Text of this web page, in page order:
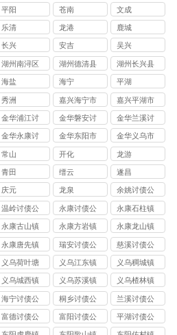
讨债公司
讨债公司
讨债公司
平阳 苍南 文成
乐清 龙港 鹿城
长兴 安吉 吴兴
湖州南浔区
讨债公司
湖州德清县
讨债公司
湖州长兴县
讨债公司
海盐 海宁 平湖
秀洲
嘉兴海宁市
讨债公司
嘉兴平湖市
讨债公司
金华浦江讨
债公司
金华磐安讨
债公司
金华兰溪讨
债公司
金华永康讨
债公司
金华东阳市
讨债公司
金华义乌市
讨债公司
常山 开化 龙游
青田 缙云 遂昌
庆元 龙泉
余姚讨债公
司
温岭讨债公
司
永康讨债公
司
永康石柱镇
讨债公司
永康古山镇
讨债公司
永康方岩镇
讨债公司
永康龙山镇
讨债公司
永康唐先镇
讨债公司
瑞安讨债公
司
慈溪讨债公
司
义乌荷叶塘
镇讨债公司
义乌江东镇
讨债公司
义乌稠城镇
讨债公司
义乌城西镇
讨债公司
义乌苏溪镇
讨债公司
义乌楂林镇
讨债公司
海宁讨债公
司
桐乡讨债公
司
兰溪讨债公
司
富德讨债公
司
富阳讨债公
司
平湖讨债公
司